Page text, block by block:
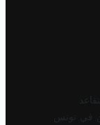
في تونس